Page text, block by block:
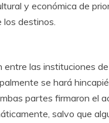
y económica de
los destinos.
las instituciones
se hará
partes firmaron el
salvo que